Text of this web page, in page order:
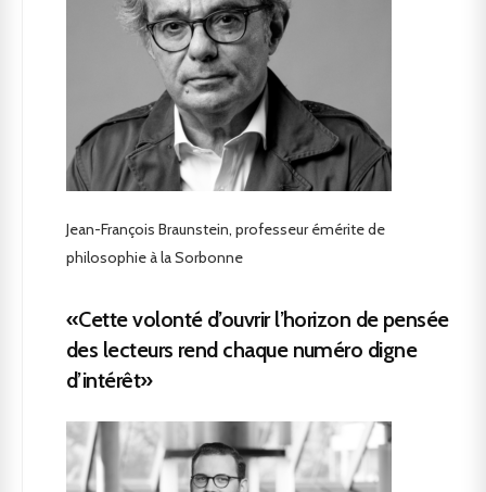
Jean-François Braunstein, professeur émérite de
philosophie à la Sorbonne
«Cette volonté d’ouvrir l’horizon de pensée
des lecteurs rend chaque numéro digne
d’intérêt»